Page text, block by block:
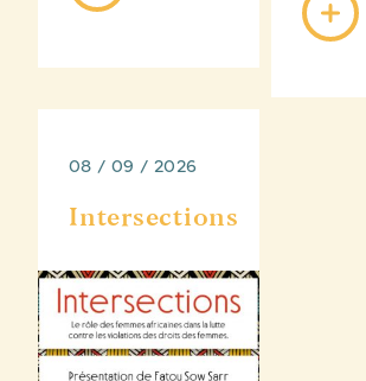
08 / 09 / 2026
Intersections